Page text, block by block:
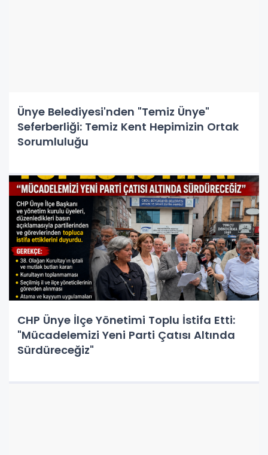
Ünye Belediyesi'nden "Temiz Ünye"
Seferberliği: Temiz Kent Hepimizin Ortak
Sorumluluğu
CHP Ünye İlçe Yönetimi Toplu İstifa Etti:
"Mücadelemizi Yeni Parti Çatısı Altında
Sürdüreceğiz"